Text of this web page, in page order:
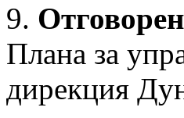
9.
Плана за
дирекция